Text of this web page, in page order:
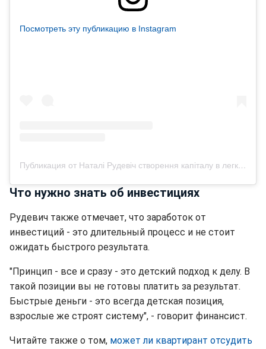
Посмотреть эту публикацию в Instagram
Публикация от Наталі Рудевіч створення капіталу в легкості (@natali.profinance)
Что нужно знать об инвестициях
Рудевич также отмечает, что заработок от
инвестиций - это длительный процесс и не стоит
ожидать быстрого результата.
"Принцип - все и сразу - это детский подход к делу. В
такой позиции вы не готовы платить за результат.
Быстрые деньги - это всегда детская позиция,
взрослые же строят систему", - говорит финансист.
Читайте также о том, может ли квартирант отсудить